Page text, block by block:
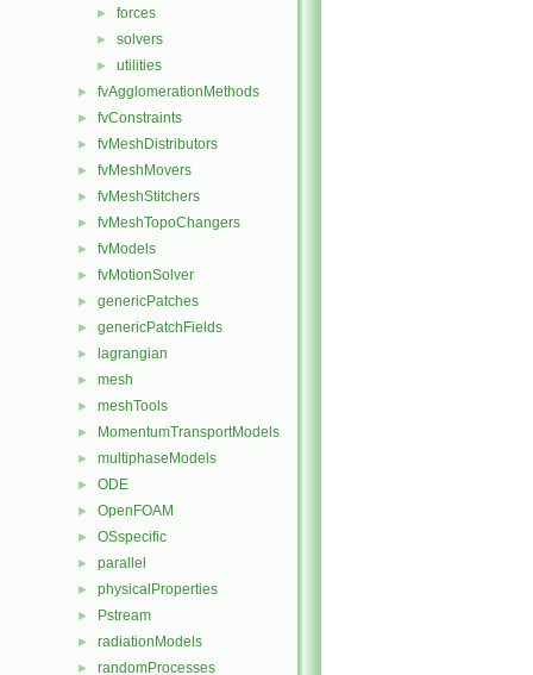
► forces
► solvers
► utilities
► fvAgglomerationMethods
► fvConstraints
► fvMeshDistributors
► fvMeshMovers
► fvMeshStitchers
► fvMeshTopoChangers
► fvModels
► fvMotionSolver
► genericPatches
► genericPatchFields
► lagrangian
► mesh
► meshTools
► MomentumTransportModels
► multiphaseModels
► ODE
► OpenFOAM
► OSspecific
► parallel
► physicalProperties
► Pstream
► radiationModels
► randomProcesses